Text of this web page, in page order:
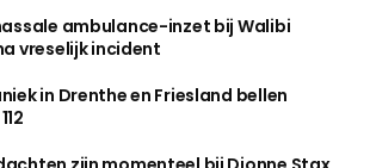
ambulance-inzet bij Walibi
vreselijk incident
in Drenthe en Friesland bellen